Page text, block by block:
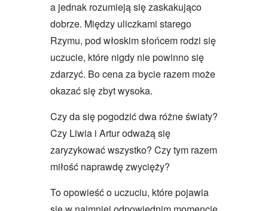
a jednak rozumieją się zaskakująco
dobrze. Między uliczkami starego
Rzymu, pod włoskim słońcem rodzi się
uczucie, które nigdy nie powinno się
zdarzyć. Bo cena za bycie razem może
okazać się zbyt wysoka.
Czy da się pogodzić dwa różne światy?
Czy Liwia i Artur odważą się
zaryzykować wszystko? Czy tym razem
miłość naprawdę zwycięży?
To opowieść o uczuciu, które pojawia